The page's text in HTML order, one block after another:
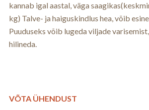
kannab igal aastal, väga
kg) Talve- ja haiguskindlus hea, võib
Puuduseks võib lugeda viljade
hilineda.
VÕTA ÜHENDUST